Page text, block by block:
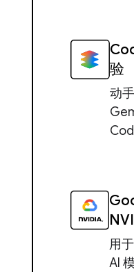
验
动
用
AI